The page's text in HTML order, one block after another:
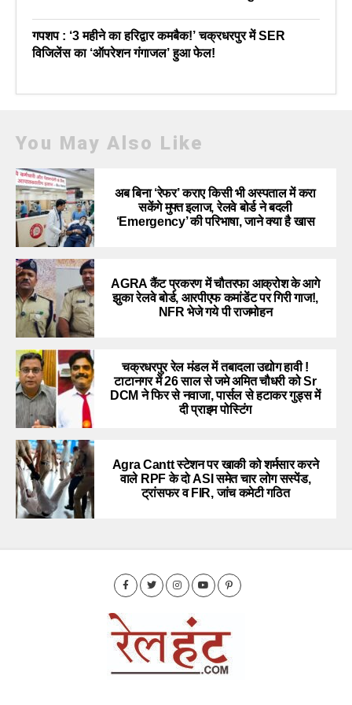
गपशप : ‘3 महीने का हरिद्वार कमबैक!’ चक्रधरपुर में SER
विजिलेंस का ‘ऑपरेशन गंगाजल’ हुआ फेल!
You May Also Like
अब बिना ‘रेफर’ कराए किसी भी अस्पताल में करा
सकेंगे मुफ्त इलाज, रेलवे बोर्ड ने बदली
‘Emergency’ की परिभाषा, जाने क्या है खास
AGRA कैंट प्रकरण में चौतरफा आक्रोश के आगे
झुका रेलवे बोर्ड, आरपीएफ कमांडेंट पर गिरी गाज!,
NFR भेजे गये पी राजमोहन
चक्रधरपुर रेल मंडल में तबादला उद्योग हावी !
टाटानगर में 26 साल से जमे अमित चौधरी को Sr
DCM ने फिर से नवाजा, पार्सल से हटाकर गुड्स में
दी प्राइम पोस्टिंग
Agra Cantt स्टेशन पर खाकी को शर्मसार करने
वाले RPF के दो ASI समेत चार लोग सस्पेंड,
ट्रांसफर व FIR, जांच कमेटी गठित